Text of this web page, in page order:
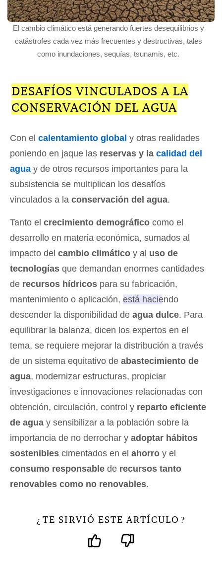
El cambio climático está generando fuertes desequilibrios y
catástrofes cada vez más frecuentes y destructivas, tales
como inundaciones, sequías, tsunamis, etc.
DESAFÍOS VINCULADOS A LA
CONSERVACIÓN DEL AGUA
Con el calentamiento global y otras realidades
poniendo en jaque las reservas y la calidad del
agua y de otros recursos importantes para la
subsistencia se multiplican los desafíos
vinculados a la conservación del agua.
Tanto el crecimiento demográfico como el
desarrollo en materia económica, sumados al
impacto del cambio climático y al uso de
tecnologías que demandan enormes cantidades
de recursos hídricos para su fabricación,
mantenimiento o aplicación, está haciendo
descender la disponibilidad de agua dulce. Para
equilibrar la balanza, dicen los expertos en el
tema, se requiere mejorar la distribución a través
de un sistema equitativo de abastecimiento de
agua, modernizar estructuras, propiciar
investigaciones e innovaciones relacionadas con
obtención, circulación, control y reparto eficiente
de agua y sensibilizar a la población sobre la
importancia de no derrochar y adoptar hábitos
sostenibles cimentados en el ahorro y el
consumo responsable de recursos tanto
renovables como no renovables.
¿ TE SIRVIÓ ESTE ARTÍCULO ?